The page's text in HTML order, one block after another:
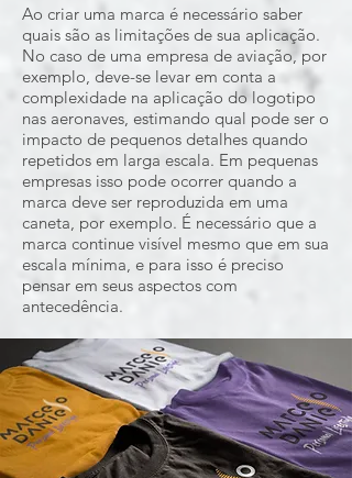
Ao criar uma marca é necessário saber
quais são as limitações de sua aplicação.
No caso de uma empresa de aviação, por
exemplo, deve-se levar em conta a
complexidade na aplicação do logotipo
nas aeronaves, estimando qual pode ser o
impacto de pequenos detalhes quando
repetidos em larga escala. Em pequenas
empresas isso pode ocorrer quando a
marca deve ser reproduzida em uma
caneta, por exemplo. É necessário que a
marca continue visível mesmo que em sua
escala mínima, e para isso é preciso
pensar em seus aspectos com
antecedência.